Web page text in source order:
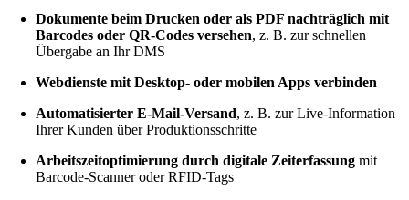
Dokumente beim Drucken oder als PDF nachträglich mit
Barcodes oder QR-Codes versehen, z. B. zur schnellen
Übergabe an Ihr DMS
Webdienste mit Desktop- oder mobilen Apps verbinden
Automatisierter E-Mail-Versand, z. B. zur Live-Information
Ihrer Kunden über Produktionsschritte
Arbeitszeitoptimierung durch digitale Zeiterfassung mit
Barcode-Scanner oder RFID-Tags